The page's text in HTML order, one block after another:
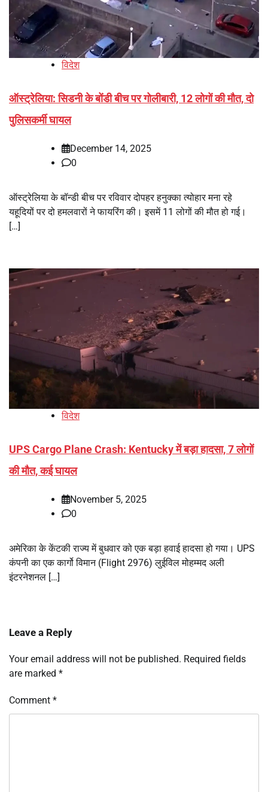
विदेश
ऑस्ट्रेलिया: सिडनी के बोंडी बीच पर गोलीबारी, 12 लोगों की मौत, दो
पुलिसकर्मी घायल
December 14, 2025
0
ऑस्ट्रेलिया के बॉन्डी बीच पर रविवार दोपहर हनुक्का त्योहार मना रहे
यहूदियों पर दो हमलवारों ने फायरिंग की। इसमें 11 लोगों की मौत हो गई।
[…]
विदेश
UPS Cargo Plane Crash: Kentucky में बड़ा हादसा, 7 लोगों
की मौत, कई घायल
November 5, 2025
0
अमेरिका के केंटकी राज्य में बुधवार को एक बड़ा हवाई हादसा हो गया। UPS
कंपनी का एक कार्गो विमान (Flight 2976) लुईविल मोहम्मद अली
इंटरनेशनल […]
Leave a Reply
Your email address will not be published. Required fields
are marked *
Comment *